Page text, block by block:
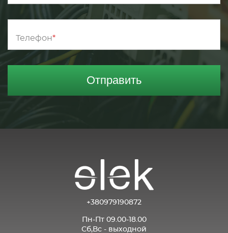
Телефон
Отправить
+380979190872
Пн-Пт 09.00-18.00
Сб,Вс - выходной